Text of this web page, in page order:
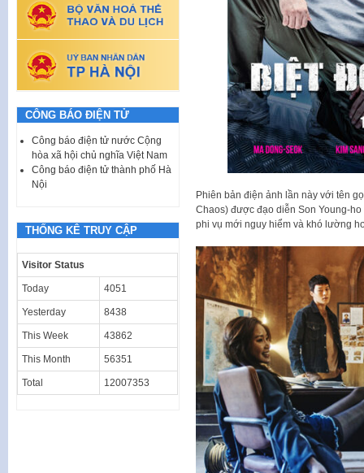
Phiên bản điện ảnh lần này với tên
Chaos) được đạo diễn Son Young-
phi vụ mới nguy hiểm và khó lường
CÔNG BÁO ĐIỆN TỬ
Công báo điện tử nước Cộng
hòa xã hội chủ nghĩa Việt Nam
Công báo điện tử thành phố Hà
Nội
THỐNG KÊ TRUY CẬP
Visitor Status
Today 4051
Yesterday 8438
This Week 43862
This Month 56351
Total 12007353